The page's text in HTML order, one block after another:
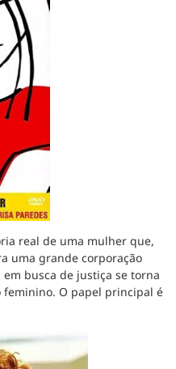
real de uma mulher que,
uma grande corporação
busca de justiça se torna
feminino. O papel principal é